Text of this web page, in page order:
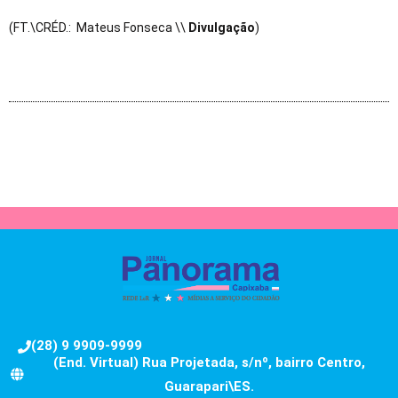
(FT.\CRÉD.: Mateus Fonseca \\ Divulgação)
(28) 9 9909-9999
(End. Virtual) Rua Projetada, s/nº, bairro Centro,
Guarapari\ES.